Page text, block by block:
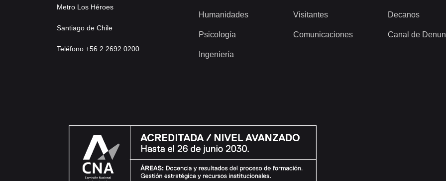
Metro Los Héroes
Santiago de Chile
Teléfono +56 2 2692 0200
Humanidades
Psicología
Ingeniería
Visitantes
Comunicaciones
Decanos
Canal de